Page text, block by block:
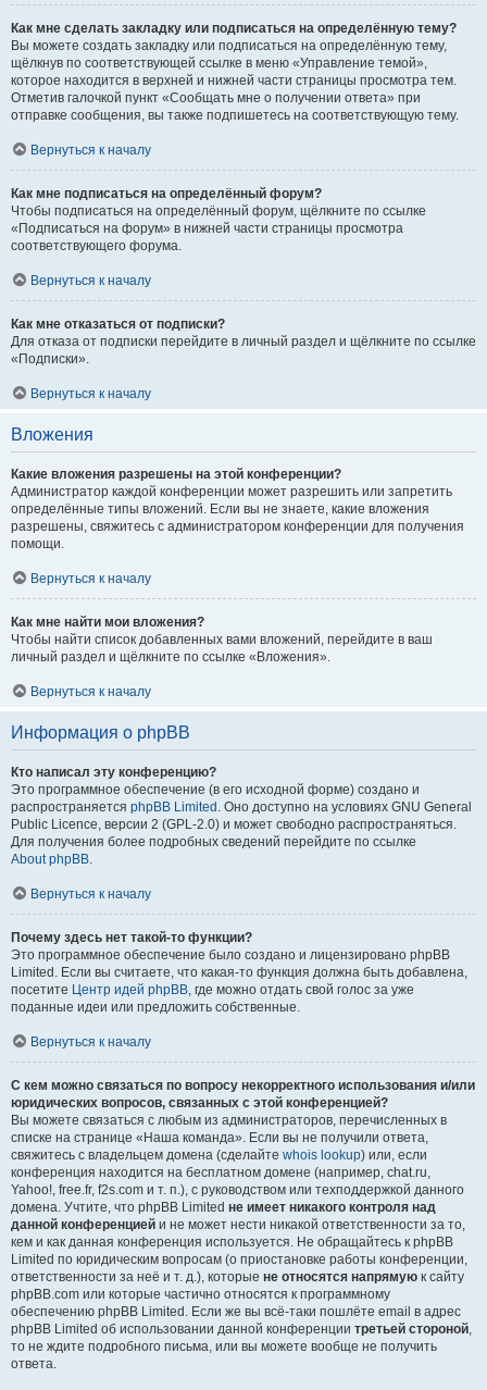
Как мне сделать закладку или подписаться на определённую тему?
Вы можете создать закладку или подписаться на определённую тему,
щёлкнув по соответствующей ссылке в меню «Управление темой»,
которое находится в верхней и нижней части страницы просмотра тем.
Отметив галочкой пункт «Сообщать мне о получении ответа» при
отправке сообщения, вы также подпишетесь на соответствующую тему.
Вернуться к началу
Как мне подписаться на определённый форум?
Чтобы подписаться на определённый форум, щёлкните по ссылке
«Подписаться на форум» в нижней части страницы просмотра
соответствующего форума.
Вернуться к началу
Как мне отказаться от подписки?
Для отказа от подписки перейдите в личный раздел и щёлкните по ссылке
«Подписки».
Вернуться к началу
Вложения
Какие вложения разрешены на этой конференции?
Администратор каждой конференции может разрешить или запретить
определённые типы вложений. Если вы не знаете, какие вложения
разрешены, свяжитесь с администратором конференции для получения
помощи.
Вернуться к началу
Как мне найти мои вложения?
Чтобы найти список добавленных вами вложений, перейдите в ваш
личный раздел и щёлкните по ссылке «Вложения».
Вернуться к началу
Информация о phpBB
Кто написал эту конференцию?
Это программное обеспечение (в его исходной форме) создано и
распространяется phpBB Limited . Оно доступно на условиях GNU General
Public Licence, версии 2 (GPL-2.0) и может свободно распространяться.
Для получения более подробных сведений перейдите по ссылке
About phpBB.
Вернуться к началу
Почему здесь нет такой-то функции?
Это программное обеспечение было создано и лицензировано phpBB
Limited. Если вы считаете, что какая-то функция должна быть добавлена,
посетите Центр идей phpBB, где можно отдать свой голос за уже
поданные идеи или предложить собственные.
Вернуться к началу
С кем можно связаться по вопросу некорректного использования и/или
юридических вопросов, связанных с этой конференцией?
Вы можете связаться с любым из администраторов, перечисленных в
списке на странице «Наша команда». Если вы не получили ответа,
свяжитесь с владельцем домена (сделайте whois lookup) или, если
конференция находится на бесплатном домене (например, chat.ru,
Yahoo!, free.fr, f2s.com и т. п.), с руководством или техподдержкой данного
домена. Учтите, что phpBB Limited не имеет никакого контроля над
данной конференцией и не может нести никакой ответственности за то,
кем и как данная конференция используется. Не обращайтесь к phpBB
Limited по юридическим вопросам (о приостановке работы конференции,
ответственности за неё и т. д.), которые не относятся напрямую к сайту
phpBB.com или которые частично относятся к программному
обеспечению phpBB Limited. Если же вы всё-таки пошлёте email в адрес
phpBB Limited об использовании данной конференции третьей стороной,
то не ждите подробного письма, или вы можете вообще не получить
ответа.